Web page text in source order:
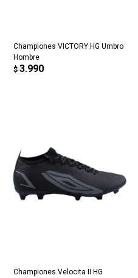
Championes VICTORY HG Umbro
Hombre
$ 3.990
Championes Velocita II HG